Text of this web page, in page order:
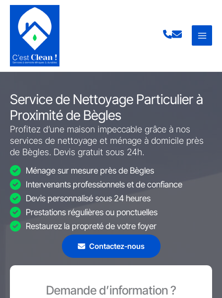
Aller
contenu
Service de Nettoyage Particulier à
Proximité de Bègles
Profitez d’une maison impeccable grâce à nos
services de nettoyage et ménage à domicile près
de Bègles. Devis gratuit sous 24h.
Ménage sur mesure près de Bègles
Intervenants professionnels et de confiance
Devis personnalisé sous 24 heures
Prestations régulières ou ponctuelles
Restaurez la propreté de votre foyer
Contactez-nous
Demande d’information ?